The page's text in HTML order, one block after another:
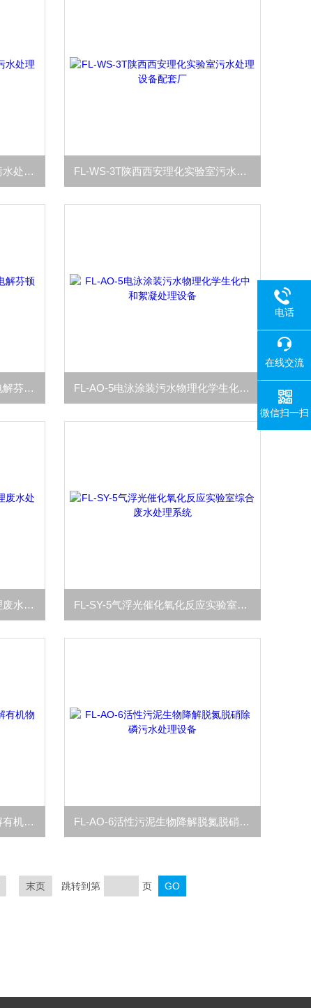
FL-AO-9集装箱移动式一体化污水处理设备技术优势 FL-WS-3T陕西西安理化实验室污水处理设备配套厂
FL-AO-7漆前处理废水电泳微电解芬顿一体化废水设备 FL-AO-5电泳涂装污水物理化学生化中和絮凝处理设备
FL-AO-6电泳酸性金属表面处理废水处理一体化设备 FL-SY-5气浮光催化氧化反应实验室综合废水处理系统
FL-AO-4脱氮除磷微微生物降解有机物质污水处理设备 FL-AO-6活性污泥生物降解脱氮脱硝除磷污水处理设备
末页 跳转到第 页
电话
在线交流
微信扫一扫